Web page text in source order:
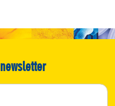
newsletter